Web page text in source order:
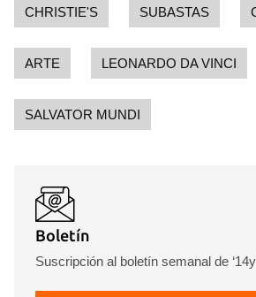
CHRISTIE'S SUBASTAS
ARTE LEONARDO DA VINCI
SALVATOR MUNDI
Boletín
Suscripción al boletín semanal de